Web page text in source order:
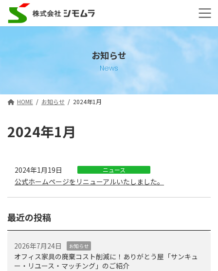
テ
プ
ゲ
動
お知らせ
News
HOME お知らせ 2024年1月
2024年1月
2024年1月19日 ニュース
公式ホームページをリニューアルいたしました。
最近の投稿
2026年7月24日 お知らせ
オフィス家具の廃棄コスト削減に！ありがとう屋「サンキュ
ー・リユース・マッチング」のご紹介